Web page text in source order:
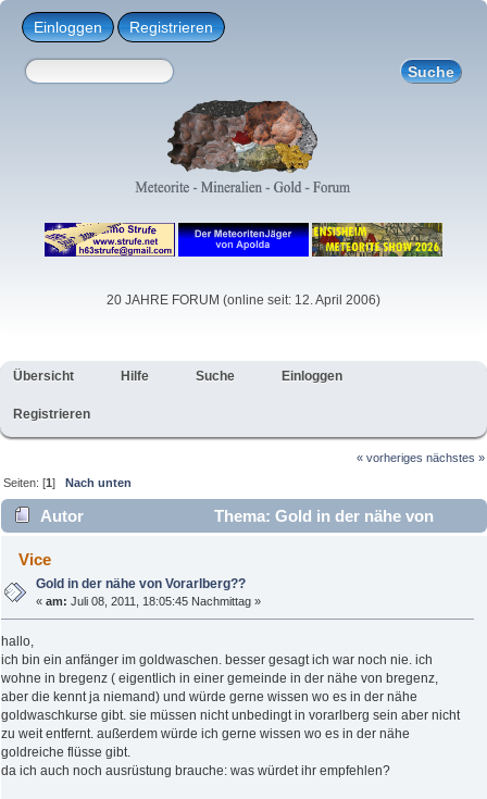
Einloggen Registrieren
20 JAHRE FORUM (online seit: 12. April 2006)
Übersicht Hilfe Suche Einloggen
Registrieren
« vorheriges nächstes »
Seiten: [1]Nach unten
Autor
Thema: Gold in der nähe von
Vorarlberg?? (Gelesen 6014 mal)
Vice
Gold in der nähe von Vorarlberg??
«am: Juli 08, 2011, 18:05:45 Nachmittag »
hallo,
ich bin ein anfänger im goldwaschen. besser gesagt ich war noch nie. ich
wohne in bregenz ( eigentlich in einer gemeinde in der nähe von bregenz,
aber die kennt ja niemand) und würde gerne wissen wo es in der nähe
goldwaschkurse gibt. sie müssen nicht unbedingt in vorarlberg sein aber nicht
zu weit entfernt. außerdem würde ich gerne wissen wo es in der nähe
goldreiche flüsse gibt.
da ich auch noch ausrüstung brauche: was würdet ihr empfehlen?